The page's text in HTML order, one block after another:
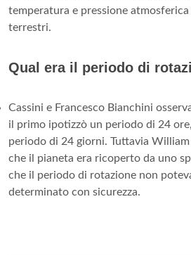
temperatura e pressione
terrestri.
Qual era il periodo di
Cassini e Francesco Bianchini
il primo ipotizzò un periodo di 24
periodo di 24 giorni. Tuttavia
che il pianeta era ricoperto da uno
che il periodo di rotazione non
determinato con sicurezza.